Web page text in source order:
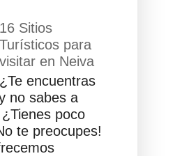
16 Sitios
Turísticos para
visitar en Neiva
¿Te encuentras
no sabes a
poco
te preocupes!